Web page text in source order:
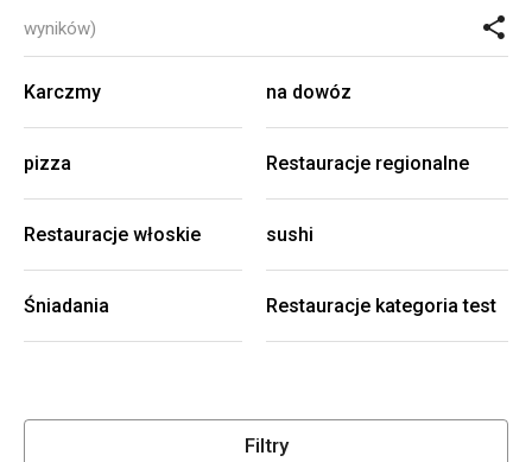
wyników)
Karczmy na dowóz
pizza Restauracje regionalne
Restauracje włoskie sushi
Śniadania Restauracje kategoria test
Filtry